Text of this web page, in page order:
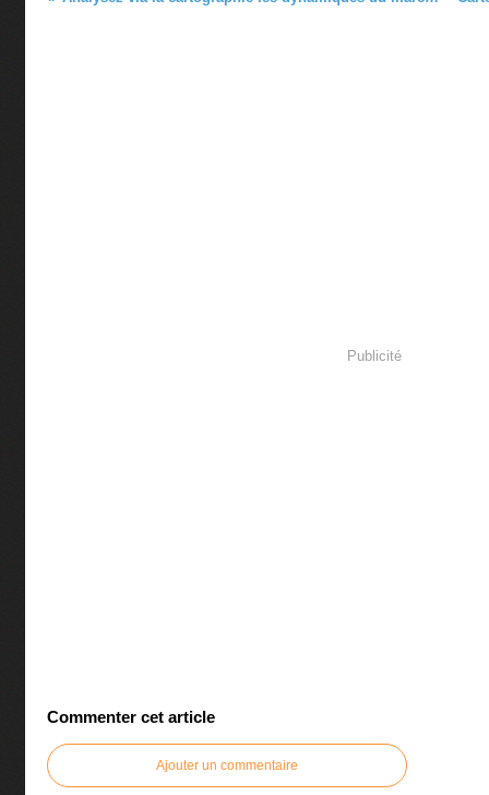
Publicité
Commenter cet article
Ajouter un commentaire